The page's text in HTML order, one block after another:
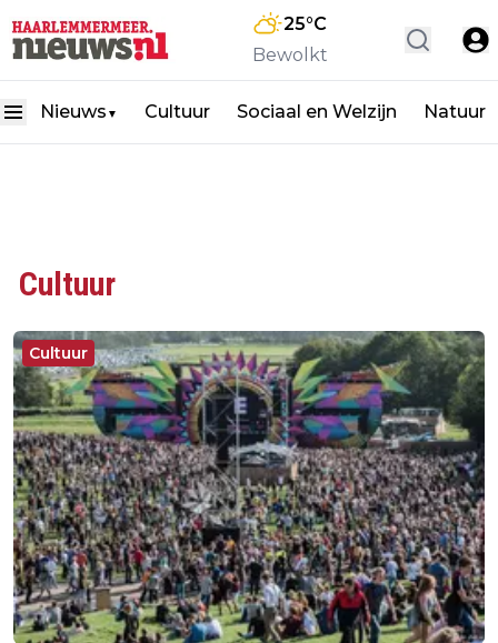
25°C
Bewolkt
Nieuws ▼ Cultuur Sociaal en Welzijn Natuur
Cultuur
Cultuur